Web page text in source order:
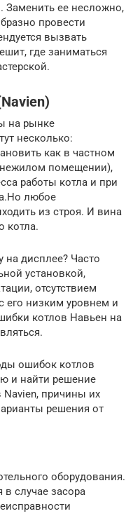
Заменить ее несложно,
провести
вызвать
где заниматься
на рынке
несколько:
как в частном
нежилом помещении),
работы котла и при
любое
из строя. И вина
котла.
на дисплее? Часто
установкой,
отсутствием
его низким уровнем и
котлов Навьен на
ошибок котлов
и найти решение
причины их
решения от
оборудования.
в случае засора